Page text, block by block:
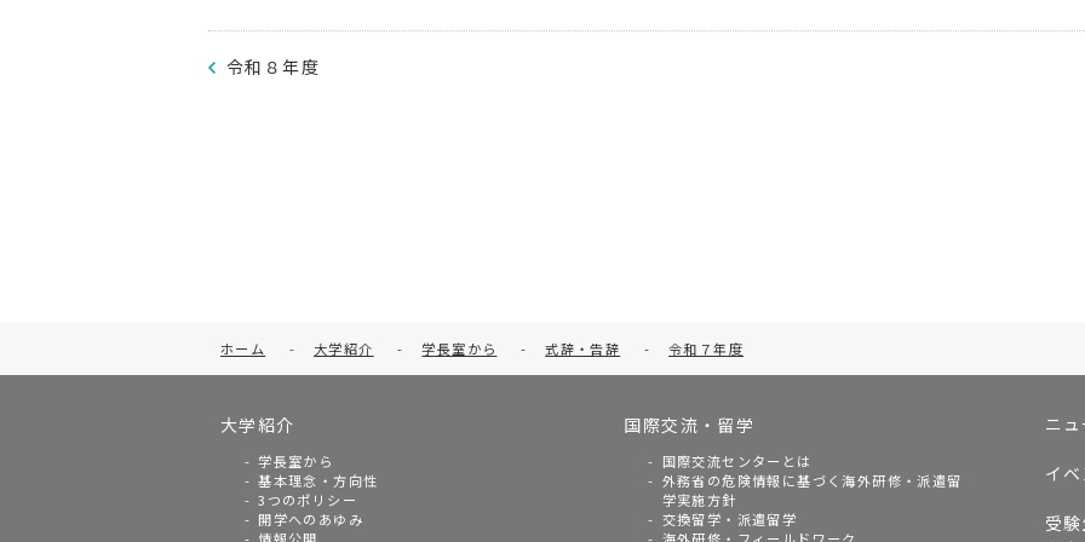
令和８年度
ホーム - 大学紹介 - 学長室から - 式辞・告辞 - 令和７年度
大学紹介
学長室から
基本理念・方向性
3つのポリシー
開学へのあゆみ
国際交流・留学
国際交流センターとは
外務省の危険情報に基づく海外研修・派遣留
学実施方針
交換留学・派遣留学
ニ
イ
受